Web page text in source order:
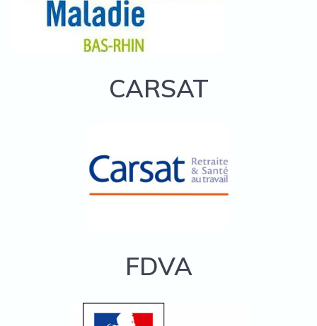
CARSAT
FDVA